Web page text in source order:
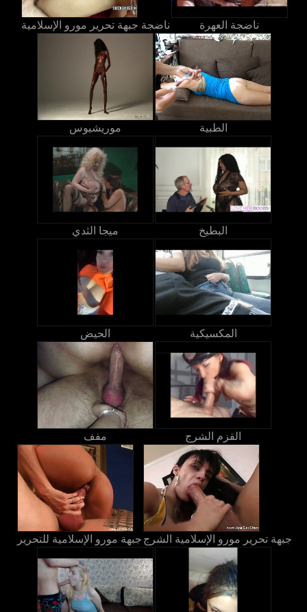
ناضجة جبهة تحرير مورو الإسلامية ناضجة العهرة
موريشيوس الطبية
ميجا الثدي البطيخ
الحيض المكسيكية
مفف القزم الشرج
جبهة مورو الإسلامية للتحرير جبهة تحرير مورو الإسلامية الشرج